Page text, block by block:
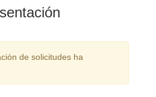
de solicitudes ha